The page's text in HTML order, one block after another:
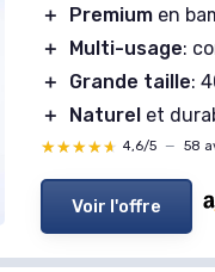
＋ Premium en
＋
Multi-usage:
＋
Grande taille:
＋
Naturel et
★★★★★
★★★★★ 4,6/5 — 58
Voir l'offre